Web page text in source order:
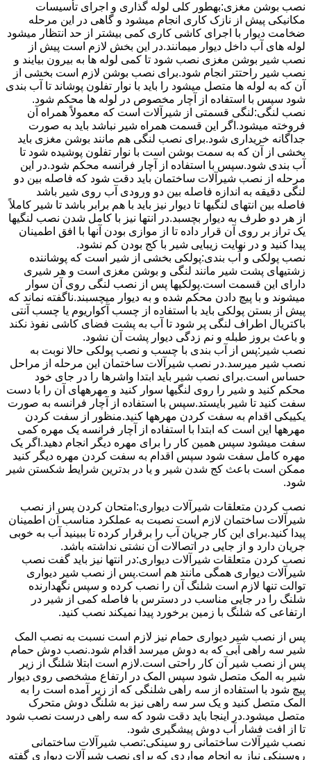
نصب بوشن مغزی:بهطور کلی لوله گذاری و اجرای تأسیسات
مکانیکی پیش از نازک کاری انجام میشود و گاهی در این مرحله
ضخامت دیوار با اجرای کاشی کاری کمی بیشتر از حد انتظار میشود
لوله های آب داخل دیوار میمانند.در این بخش لازم است پیش از
نصب شیر بوشن مغزی نصب شود تا کمی لوله ها به بیرون بیایند و
نصب شیر راحتتر انجام شود.برای نصب بوشن لازم است بخشی از
آن که به لوله ها متصل میشود را باید با نوار تفلون پوشاند تا آب بندی
شود سپس با استفاده از آچار مخصوص در لوله ها محکم شود.
نصب لنگی:لنگی قسمتی از شیرآلات است که معمولاً همراه آن
فروخته میشود.اگر این قسمت همراه شیر نباشد باید به صورت
جداگانه خریداری شود.برای نصب لنگی هم مانند بوشن مغزی باید
بخشی از آن که به سمت بوشن است با نوار تفلون پوشیده شود تا
آب بندی شود.سپس با استفاده از آچار فرانسه محکم شود.در این
مرحله از نصب شیرآلات ساختمان باید دقت شود که فاصله بین دو
لنگی دقیقه به اندازه فاصله بین دو ورودی آب روی شیر باشد
فاصله بین انتهای لنگیها تا دیوار نیز باید با هم برابر باشد تا شیر کاملاً
از هر دو طرف به دیوار بچسبد.در انتها نیز با کامل شدن نصب لنگیها
یک تراز بر روی آن قرار داده تا از موازی بودن آنها با افق اطمینان
پیدا کنید و در نهایت زیبایی شیر با کج بودن کم نشود.
نصب پولکی و آب بندی:پولکی بخشی از شیر است که پوشاننده
زشتیهای پشت شیر مانند لنگی و بوشن مغزی است و هر شیری
دارای این قسمت است.پولکیها پس از نصب لنگی روی آن سوار
میشوند و با پیچ دادن محکم شده و به دیوار میچسبند.ناگفته نماند که
پیش از بستن پولکی باید با استفاده از چسب آکواریوم یا چسب آنتی
باکتریال اطراف لنگی پر شود تا آب به پشت فضای کاشی نفوذ نکند
و باعث بروز طبله و نم زدگی دیوار پشت آن نشود.
نصب شیر:پس از آب بندی با چسب و نصب پولکی حالا نوبت به
نصب شیر میرسد.در نصب شیرآلات ساختمان این مرحله از مراحل
حساس است.برای نصب شیر باید ابتدا واشرها را در جای خود
محکم کنید و شیر را روی لنگیها سوار کنید و مهرههای آن را با دست
سفت کنید تا شیر بایستد.سپس با استفاده از آچار فرانسه به صورت
یکییکی اقدام به سفت کردن مهرهها کنید.منظور از سفت کردن
مهرهها این است که ابتدا با استفاده از آچار فرانسه یک مهره کمی
سفت میشود سپس همین کار را برای مهره دیگر انجام دهید.اگر یک
مهره کامل سفت شود سپس اقدام به سفت کردن مهره دیگر کنید
ممکن است باعث کج شدن شیر و یا در بدترین شرایط شکستن شیر
شود.
نصب کردن متعلقات شیرآلات دیواری:امتحان کردن پس از نصب
شیرآلات ساختمان لازم است نصبت به عملکرد مناسب آن اطمینان
پیدا کنید.برای این کار جریان آب را برقرار کرده تا ببینید آب به خوبی
جریان دارد و از جایی در اتصالات آن نشتی نداشته باشد.
نصب کردن متعلقات شیرآلات دیواری:در انتها نیز باید گفت نصب
شیرآلات دیواری همگی مانند هم است.پس از نصب شیر دیواری
توالت تنها لازم است شلنگ آن را نصب کرده و سپس نگهدارنده
شلنگ را در جایی مناسب در دسترس با فاصله کمی از شیر در
ارتفاعی که شلنگ با زمین برخورد پیدا نمیکند نصب کنید.
پس از نصب شیر دیواری حمام نیز لازم است نسبت به نصب المک
شیر سه راهی آبی که به دوش میرسد اقدام شود.نصب دوش حمام
پس از نصب شیر آن کار راحتی است.لازم است ابتلا شلنگ از زیر
شیر به المک متصل شود سپس المک در ارتفاع مشخصی روی دیوار
پیچ شود با استفاده از سه راهی شلنگی که از زیر آمده است را به
المک متصل کنید و یک سر سه راهی نیز به شلنگ دوش متحرک
متصل میشود.در اینجا باید دقت شود که سه راهی درست نصب شود
تا از افت فشار آب دوش پیشگیری شود.
نصب شیرآلات ساختمانی رو سینکی:نصب شیرآلات ساختمانی
روسینکی نیاز به انجام مواردی که برای نصب شیرآلات دیواری گفته